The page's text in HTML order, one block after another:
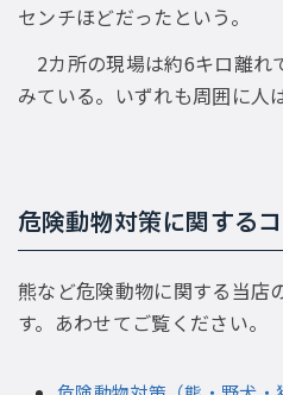
センチほどだったという。
2カ所の現場は約6キロ離れ
みている。いずれも周囲に人
危険動物対策に関する
熊など危険動物に関する当店
す。あわせてご覧ください。